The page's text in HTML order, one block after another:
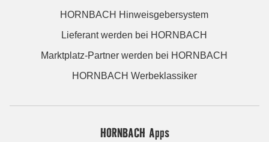
HORNBACH Hinweisgebersystem
Lieferant werden bei HORNBACH
Marktplatz-Partner werden bei HORNBACH
HORNBACH Werbeklassiker
HORNBACH Apps